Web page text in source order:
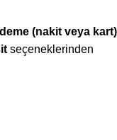
(nakit veya kart)
seçeneklerinden